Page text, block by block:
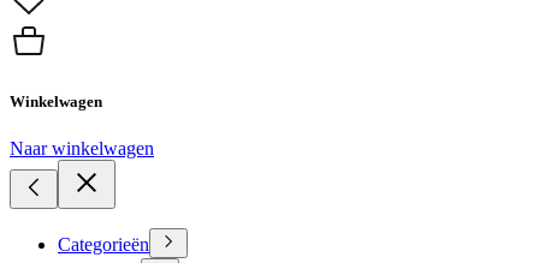
Winkelwagen
Naar winkelwagen
Categorieën